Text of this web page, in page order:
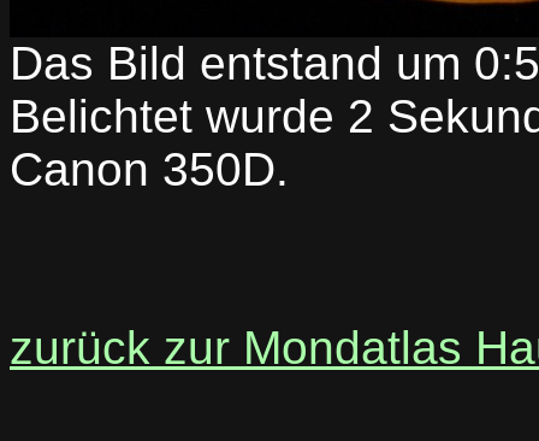
Das Bild entstand um
Belichtet wurde 2
Canon 350D.
zurück zur Mondatlas